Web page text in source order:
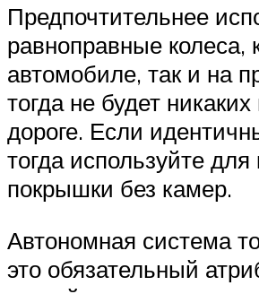
Предпочтительнее
равноправные колеса,
автомобиле, так и на
тогда не будет
дороге. Если
тогда используйте для
покрышки без камер.
Автономная система
это обязательный